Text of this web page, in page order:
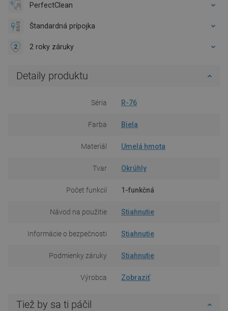
PerfectClean
Štandardná prípojka
2 roky záruky
Detaily produktu
Séria R-76
Farba Biela
Materiál Umelá hmota
Tvar Okrúhly
Počet funkcií 1-funkčná
Návod na použitie Stiahnutie
Informácie o bezpečnosti Stiahnutie
Podmienky záruky Stiahnutie
Výrobca Zobraziť
Tiež by sa ti páčil